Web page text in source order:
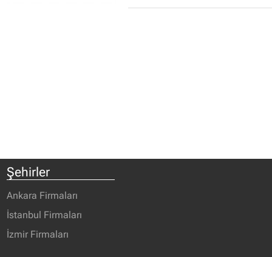
Şehirler
Ankara Firmaları
İstanbul Firmaları
İzmir Firmaları